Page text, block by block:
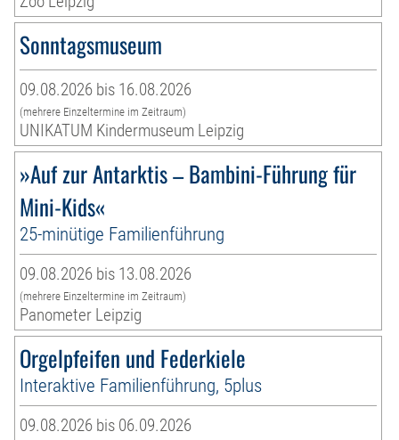
Sonntagsmuseum
09.08.2026 bis 16.08.2026
(mehrere Einzeltermine im Zeitraum)
UNIKATUM Kindermuseum Leipzig
»Auf zur Antarktis – Bambini-Führung für
Mini-Kids«
25-minütige Familienführung
09.08.2026 bis 13.08.2026
(mehrere Einzeltermine im Zeitraum)
Panometer Leipzig
Orgelpfeifen und Federkiele
Interaktive Familienführung, 5plus
09.08.2026 bis 06.09.2026